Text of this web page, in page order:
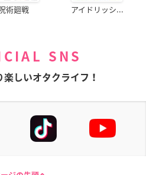
術廻戦 アイドリッシ...
SNS
楽しいオタクライフ！